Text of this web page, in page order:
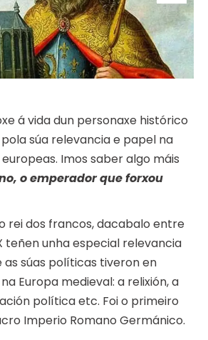
á vida dun personaxe histórico
súa relevancia e papel na
Imos saber algo máis
o emperador que forxou
rei dos francos, dacabalo entre
teñen unha especial relevancia
súas políticas tiveron en
Europa medieval: a relixión, a
política etc. Foi o primeiro
Imperio Romano Germánico.